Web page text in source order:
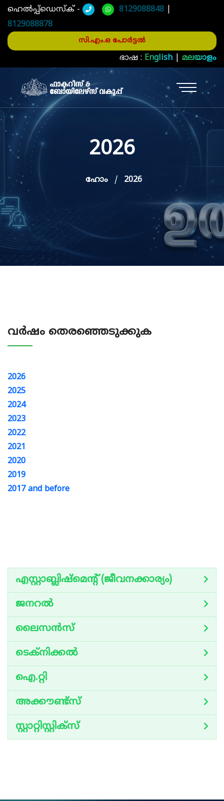
ഹെൽപ്പ്ഡെസ്ക് - 8129088848
8129088878
സി.എം.ഒ പോർട്ടൽ
ഭാഷ : English മലയാളം
2026
ഹോം 2026
വർഷം തെരഞ്ഞെടുക്കുക
2026
2025
2024
2023
2022
2021
2020
2019
2017 and before
എസ്റ്റാബ്ലിഷ്‌മെന്റ് (ജീവനക്കാര്യം)
ജനറൽ
ലൈസൻസ്
ടെക്‌നിക്കൽ
ഐ.റ്റി
അക്കൗണ്ട്സ്
സ്റ്റാറ്റിസ്റ്റിക്‌സ്